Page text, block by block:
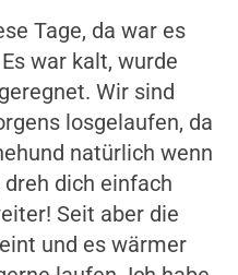
Tage, da war es
war kalt, wurde
Wir sind
losgelaufen, da
natürlich wenn
dich einfach
Seit aber die
und es wärmer